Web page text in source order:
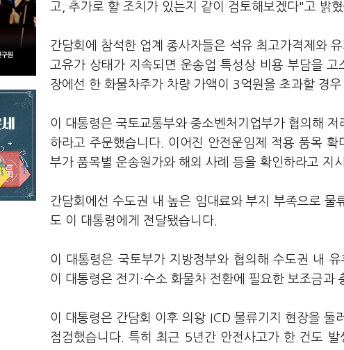
고, 추가로 할 조치가 있는지 같이 검토해보겠다"고 밝혔
간담회에 참석한 업계 종사자들은 석유 최고가격제와
고유가 상태가 지속되면 운송업 특성상 비용 부담을
장에선 한 화물차주가 차량 가액이 3억원을 초과할 경
이 대통령은 국토교통부와 중소벤처기업부가 협의해
하라고 주문했습니다. 이어진 안전운임제 적용 품목
부가 품목별 운송원가와 해외 사례 등을 확인하라고 지
간담회에선 수도권 내 높은 임대료와 부지 부족으로
도 이 대통령에게 전달됐습니다.
이 대통령은 국토부가 지방정부와 협의해 수도권 내
이 대통령은 전기·수소 화물차 전환에 필요한 보조금과
이 대통령은 간담회 이후 의왕 ICD 물류기지 현장을
점검했습니다. 특히 최근 5년간 안전사고가 한 건도